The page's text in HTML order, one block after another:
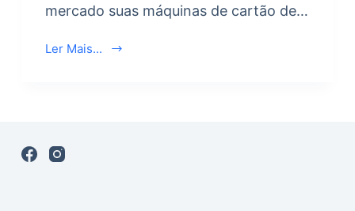
mercado suas máquinas de cartão de…
Ler Mais...